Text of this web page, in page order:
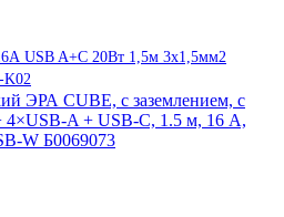
USB A+C 20Вт 1,5м 3х1,5мм2
K02